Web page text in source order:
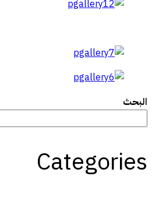
البحث
Categories